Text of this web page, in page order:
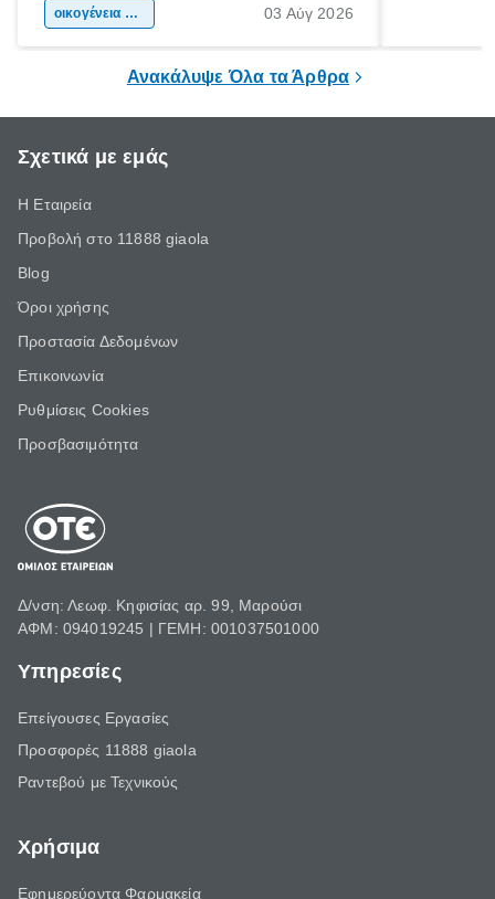
χώρας. Είτε πρόκειται για λίγες μέρες
οικογένεια & παιδί 03 Αύγ 2026
Ανακάλυψε Όλα τα Άρθρα
Σχετικά με εμάς
Η Εταιρεία
Προβολή στο 11888 giaola
Blog
Όροι χρήσης
Προστασία Δεδομένων
Επικοινωνία
Ρυθμίσεις Cookies
Προσβασιμότητα
Δ/νση: Λεωφ. Κηφισίας αρ. 99, Μαρούσι
ΑΦΜ: 094019245 | ΓΕΜΗ: 001037501000
Υπηρεσίες
Επείγουσες Εργασίες
Προσφορές 11888 giaola
Ραντεβού με Τεχνικούς
Χρήσιμα
Εφημερεύοντα Φαρμακεία